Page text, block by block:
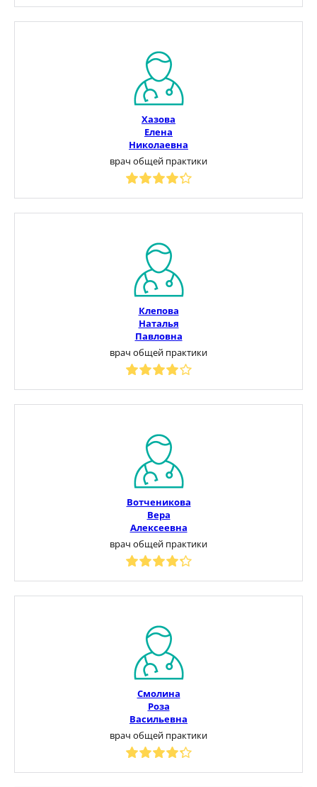
Хазова
Елена
Николаевна
врач общей практики
Клепова
Наталья
Павловна
врач общей практики
Вотченикова
Вера
Алексеевна
врач общей практики
Смолина
Роза
Васильевна
врач общей практики